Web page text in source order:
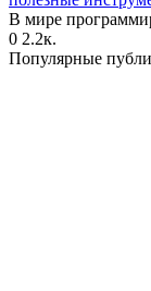
В мире
0 2.2к.
Популярные